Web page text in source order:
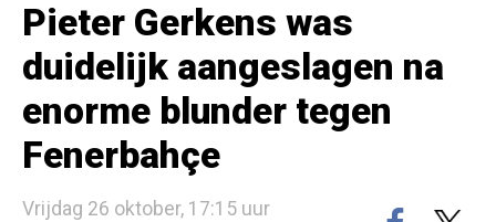
Pieter Gerkens was
duidelijk aangeslagen na
enorme blunder tegen
Fenerbahçe
Vrijdag 26 oktober, 17:15 uur